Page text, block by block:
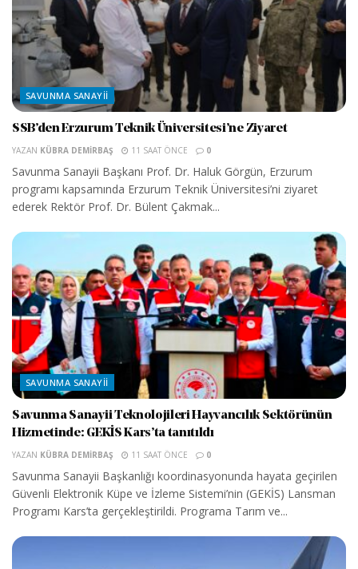
SAVUNMA SANAYII
SSB’den Erzurum Teknik Üniversitesi’ne Ziyaret
YAZAN KÜBRA DEMIRBAŞ 11 SAAT ÖNCE 0
Savunma Sanayii Başkanı Prof. Dr. Haluk Görgün, Erzurum
programı kapsamında Erzurum Teknik Üniversitesi’ni ziyaret
ederek Rektör Prof. Dr. Bülent Çakmak...
SAVUNMA SANAYII
Savunma Sanayii Teknolojileri Hayvancılık Sektörünün
Hizmetinde: GEKİS Kars’ta tanıtıldı
YAZAN KÜBRA DEMIRBAŞ 11 SAAT ÖNCE 0
Savunma Sanayii Başkanlığı koordinasyonunda hayata geçirilen
Güvenli Elektronik Küpe ve İzleme Sistemi’nin (GEKİS) Lansman
Programı Kars’ta gerçekleştirildi. Programa Tarım ve...